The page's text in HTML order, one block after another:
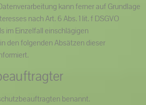
kann ferner auf Grundlage
nach Art. 6 Abs. 1 lit. f DSGVO
im Einzelfall einschlägigen
den folgenden Absätzen dieser
benannt.